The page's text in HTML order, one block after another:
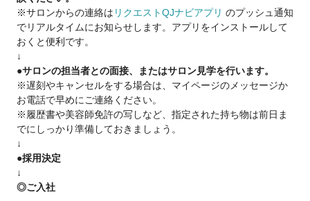
・報酬は嬉しい【日払い】
・Agu.では副業・WワークもOK!!
・フランチャイズ制度
・Agu.独自の確定申告システムを使えます。
困った時には税理士サポートを受けられます！
■《フリーランス(業務委託)は不安という方へ》■
14年で1100店舗以上拡大をさせて頂いているのは
・新規集客力(お客様からの信頼)
・働きやすさ(4700名以上の美容師さんからの信頼)
がAgu.にはあるからです。
Agu.は今までの実績があるのでご安心下さい。
※サロンからの連絡は リクエストQJナビアプリ のプッシュ通知
でリアルタイムにお知らせします。アプリをインストールして
おくと便利です。
↓
●サロンの担当者との面接、またはサロン見学を行います。
※遅刻やキャンセルをする場合は、マイページのメッセージか
お電話で早めにご連絡ください。
※履歴書や美容師免許の写しなど、指定された持ち物は前日ま
でにしっかり準備しておきましょう。
↓
●採用決定
↓
◎ご入社